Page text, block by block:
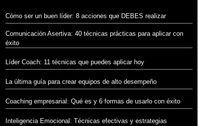
Cómo ser un buen líder: 8 acciones que DEBES realizar
Comunicación Asertiva: 40 técnicas prácticas para aplicar con
éxito
Inteligencia Emocional: Técnicas efectivas y estrategias
Coaching empresarial: Qué es y 6 formas de usarlo con éxito
La última guía para crear equipos de alto desempeño
Líder Coach: 11 técnicas que puedes aplicar hoy